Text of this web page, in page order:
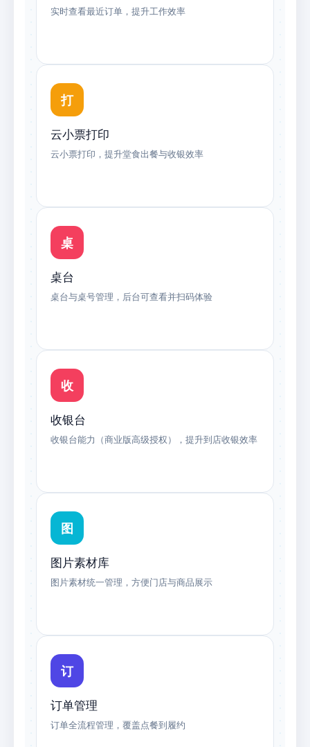
实时查看最近订单，提升工作效率
打
云小票打印
云小票打印，提升堂食出餐与收银效率
桌
桌台
桌台与桌号管理，后台可查看并扫码体验
收
收银台
收银台能力（商业版高级授权），提升到店收银效率
图
图片素材库
图片素材统一管理，方便门店与商品展示
订
订单管理
订单全流程管理，覆盖点餐到履约